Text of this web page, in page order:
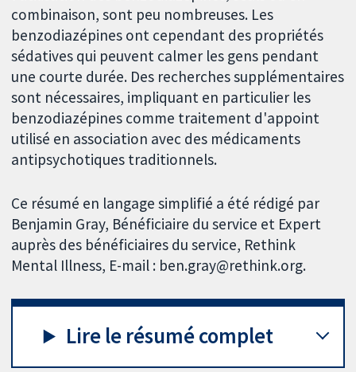
combinaison, sont peu nombreuses. Les
benzodiazépines ont cependant des propriétés
sédatives qui peuvent calmer les gens pendant
une courte durée. Des recherches supplémentaires
sont nécessaires, impliquant en particulier les
benzodiazépines comme traitement d'appoint
utilisé en association avec des médicaments
antipsychotiques traditionnels.
Ce résumé en langage simplifié a été rédigé par
Benjamin Gray, Bénéficiaire du service et Expert
auprès des bénéficiaires du service, Rethink
Mental Illness, E-mail : ben.gray@rethink.org.
Lire le résumé complet